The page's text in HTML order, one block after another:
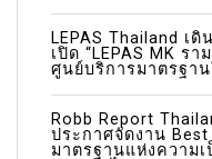
LEPAS Thailand เ
เปิด “LEPAS MK ร
ศูนย์บริการมาตรฐาน
Robb Report
ประกาศจัดงาน
มาตรฐานแห่งความ